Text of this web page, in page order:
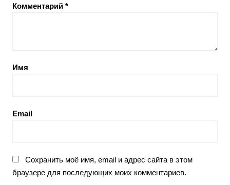
Комментарий *
Имя
Email
Сохранить моё имя, email и адрес сайта в этом
браузере для последующих моих комментариев.